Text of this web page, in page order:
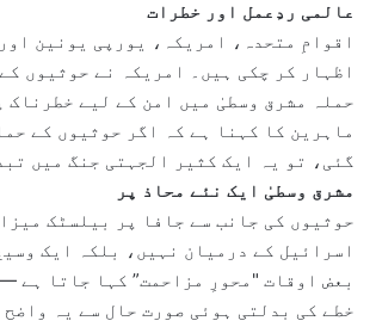
عالمی ردِعمل اور خطرات
اقوامِ متحدہ، امریکہ، یورپی یونین
اظہار کر چکی ہیں۔ امریکہ نے حوثیوں
حملہ مشرق وسطیٰ میں امن کے لیے خطرناک
ماہرین کا کہنا ہے کہ اگر حوثیوں کے
گئی، تو یہ ایک کثیر الجہتی جنگ میں
مشرق وسطیٰ ایک نئے محاذ پر
حوثیوں کی جانب سے جافا پر بیلسٹک
اسرائیل کے درمیان نہیں، بلکہ ایک
بعض اوقات "محورِ مزاحمت” کہا جاتا ہے
خطے کی بدلتی ہوئی صورت حال سے یہ